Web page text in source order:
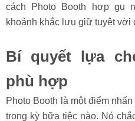
cách Photo Booth hợp gu
khoảnh khắc lưu giữ tuyệt vời
Bí quyết lựa
phù hợp
Photo Booth là một điểm
trong kỳ bữa tiệc nào. Nó